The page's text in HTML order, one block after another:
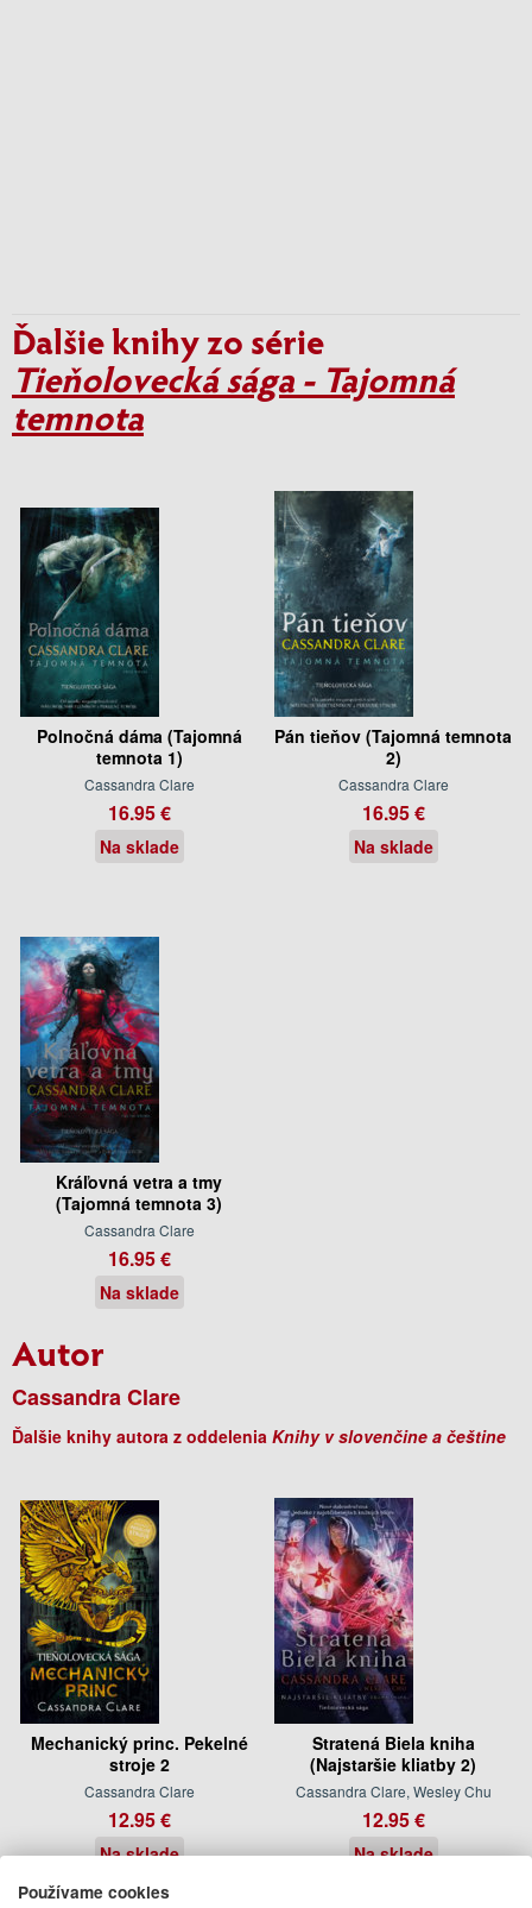
Ďalšie knihy zo série
Tieňolovecká sága - Tajomná
temnota
Polnočná dáma (Tajomná
temnota 1)
Cassandra Clare
16.95 €
Na sklade
Pán tieňov (Tajomná temnota
2)
Cassandra Clare
16.95 €
Na sklade
Kráľovná vetra a tmy
(Tajomná temnota 3)
Cassandra Clare
16.95 €
Na sklade
Autor
Cassandra Clare
Ďalšie knihy autora z oddelenia Knihy v slovenčine a češtine
Mechanický princ. Pekelné
stroje 2
Cassandra Clare
12.95 €
Na sklade
Stratená Biela kniha
(Najstaršie kliatby 2)
Cassandra Clare, Wesley Chu
12.95 €
Na sklade
Používame cookies